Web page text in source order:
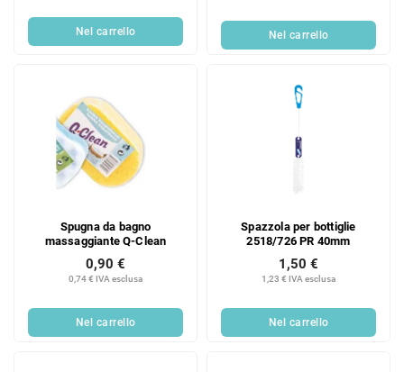
Nel carrello Nel carrello
Spugna da bagno
massaggiante Q-Clean
0,74 € IVA esclusa
0,90 €
Nel carrello
Spazzola per bottiglie
2518/726 PR 40mm
1,23 € IVA esclusa
1,50 €
Nel carrello